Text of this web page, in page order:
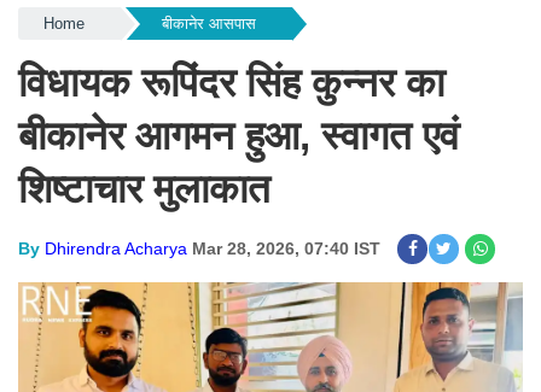
Home बीकानेर आसपास
विधायक रूपिंदर सिंह कुन्नर का
बीकानेर आगमन हुआ, स्वागत एवं
शिष्टाचार मुलाकात
By Dhirendra Acharya Mar 28, 2026, 07:40 IST